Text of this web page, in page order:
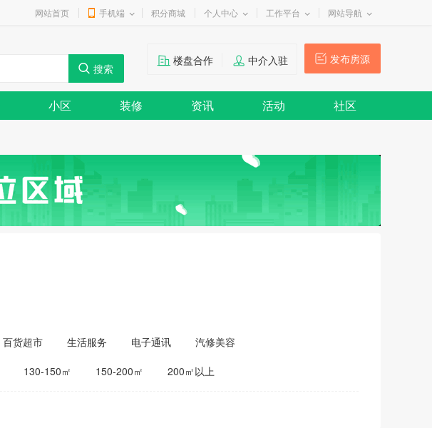
网站首页 手机端 积分商城 个人中心 工作平台 网站导航
发布房源
楼盘合作 中介入驻
小区 装修 资讯 活动 社区
百货超市 生活服务 电子通讯
汽修美容
130-150㎡ 150-200㎡ 200㎡以上